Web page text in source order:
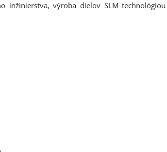
inžinierstva, výroba dielov SLM